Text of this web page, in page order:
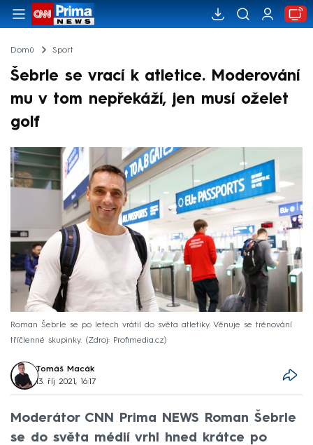
Domů Sport
Šebrle se vrací k atletice. Moderování
mu v tom nepřekáží, jen musí oželet
golf
Roman Šebrle se po letech vrátil do světa atletiky. Věnuje se trénování
tříčlenné skupinky.
Zdroj: Profimedia.cz
Tomáš Macák
13. říj 2021, 16:17
Moderátor CNN Prima NEWS Roman Šebrle
se do světa médií vrhl hned krátce po